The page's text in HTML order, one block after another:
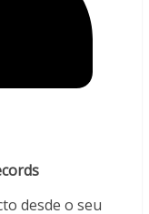
desde o seu